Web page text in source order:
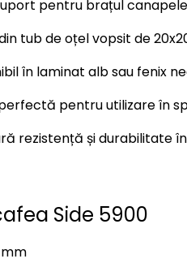
pentru brațul
tub de oțel vopsit de
în laminat alb sau fenix
pentru utilizare în
rezistență și durabilitate
Side 5900